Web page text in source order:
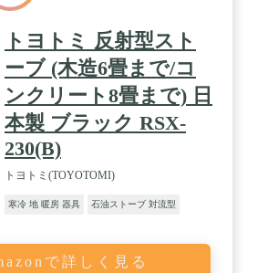
トヨトミ 反射型スト
ーブ (木造6畳まで/コ
ンクリート8畳まで) 日
本製 ブラック RSX-
230(B)
トヨトミ(TOYOTOMI)
寒冷 地 暖房 器具 石油ストーブ 対流型
で詳しく見る